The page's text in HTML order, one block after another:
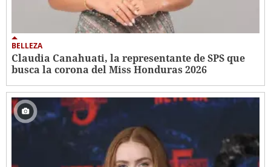
BELLEZA
Claudia Canahuati, la representante de SPS que
busca la corona del Miss Honduras 2026